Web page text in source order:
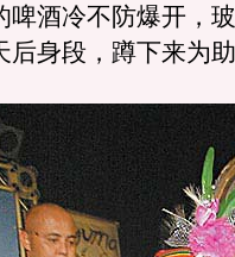
啤酒冷不防爆开，
后身段，蹲下来